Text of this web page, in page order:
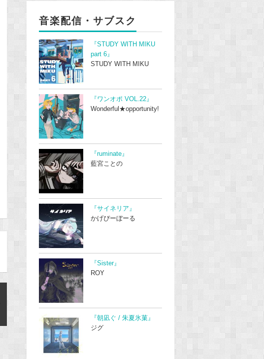
音楽配信・サブスク
『STUDY WITH MIKU
part 6』
STUDY WITH MIKU
『ワンオポ VOL.22』
Wonderful★opportunity!
『ruminate』
藍宮ことの
『サイネリア』
かげぴーぼーる
『Sister』
ROY
『朝凪ぐ / 朱夏氷菓』
ジグ